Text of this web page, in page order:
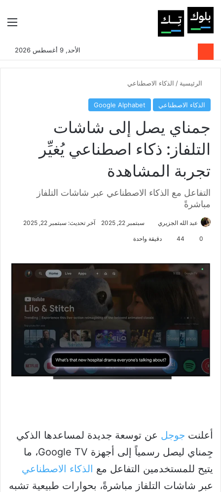
بحثالوضع
الأحد, 9 أغسطس 2026
الرئيسية / الذكاء الاصطناعي
الذكاء الاصطناعي Google Alphabet
جمناي يصل إلى شاشات
التلفاز: ذكاء اصطناعي يُغيِّر
تجربة المشاهدة
التفاعل مع الذكاء الاصطناعي عبر شاشات التلفاز
مباشرةً
عبد الله الجزيري سبتمبر 22, 2025 آخر تحديث: سبتمبر 22, 2025
0
44 دقيقة واحدة
أعلنت جوجل عن توسعة جديدة لمساعدها الذكي
جِمناي ليصل رسمياً إلى أجهزة Google TV، ما
يتيح للمستخدمين التفاعل مع الذكاء الاصطناعي
عبر شاشات التلفاز مباشرةً، بحوارات طبيعية تشبه